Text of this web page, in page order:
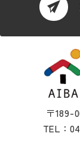
〒189-
TEL：